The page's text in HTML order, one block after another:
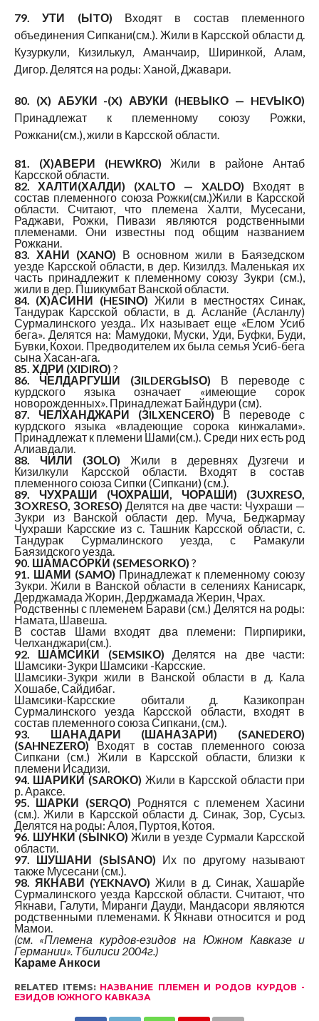
79. УТИ (ЫTО) Входят в состав племенного
объединения Сипкани(см.). Жили в Карсской области д.
Кузуркули, Кизилькул, Аманчаир, Ширинкой, Алам,
Дигор. Делятся на роды: Ханой, Джавари.
80. (X) АБУКИ -(X) АВУКИ (HEBЫKО — HEVЫKО)
Принадлежат к племенному союзу Рожки,
Рожкани(см.), жили в Карсской области.
81. (Х)АВЕРИ (HEWКRО) Жили в районе Антаб
Карсской области.
82. ХАЛТИ(ХАЛДИ) (XALTО — XALDО) Входят в
состав племенного союза Рожки(см.)Жили в Карсской
области. Считают, что племена Халти, Мусесани,
Раджави, Рожки, Пивази являются родственными
племенами. Они известны под общим названием
Рожкани.
83. ХАНИ (XANО) В основном жили в Баязедском
уезде Карсской области, в дер. Кизилдз. Маленькая их
часть принадлежит к племенному союзу Зукри (см.),
жили в дер. Пшикумбат Ванской области.
84. (Х)АСИНИ (HESlNО) Жили в местностях Синак,
Тандурак Карсской области, в д. Асланйе (Асланлу)
Сурмалинского уезда.. Их называет еще «Елом Усиб
бега». Делятся на: Мамудоки, Муски, Уди, Буфки, Буди,
Бувки, Кохои. Предводителем их была семья Усиб-бега
сына Хасан-ага.
85. ХДРИ (XIDIRО) ?
86. ЧЕЛДАРГУШИ (ЗILDERGЫSО) В переводе с
курдского языка означает «имеющие сорок
новорожденных». Принадлежат Байндури (см).
87. ЧЕЛХАНДЖАРИ (ЗILXENCERО) В переводе с
курдского языка «владеющие сорока кинжалами».
Принадлежат к племени Шами(см.). Среди них есть род
Алиавдали.
88. ЧИЛИ (ЗОLО) Жили в деревнях Дузгечи и
Кизилкули Карсской области. Входят в состав
племенного союза Сипки (Сипкани) (см.).
89. ЧУХРАШИ (ЧОХРАШИ, ЧОРАШИ) (ЗUXRESО,
ЗOXRESО, ЗORESО) Делятся на две части: Чухраши —
Зукри из Ванской области дер. Муча, Беджармау
Чухраши Карсские из с. Ташник Карсской области, с.
Тандурак Сурмалинского уезда, с Рамакули
Баязидского уезда.
90. ШАМАСОРКИ (SEMESORKО) ?
91. ШАМИ (SAMО)Принадлежат к племенному союзу
Зукри. Жили в Ванской области в селениях Канисарк,
Дерджамада Жорин, Дерджамада Жерин, Чрах.
Родственны с племенем Барави (см.) Делятся на роды:
Намата, Шавеша.
В состав Шами входят два племени: Пирпирики,
Челханджари(см.).
92. ШАМСИКИ (SEMSIKО) Делятся на две части:
Шамсики-Зукри Шамсики -Карсские.
Шамсики-Зукри жили в Ванской области в д. Кала
Хошабе, Сайдибаг.
Шамсики-Карсские обитали д. Казикопран
Сурмалинского уезда Карсской области, входят в
состав племенного союза Сипкани, (см.).
93. ШАНАДАРИ (ШАНАЗАРИ) (SANEDERО)
(SAHNEZERО)Входят в состав племенного союза
Сипкани (см.) Жили в Карсской области, близки к
племени Исадизи.
94. ШАРИКИ (SARОKО) Жили в Карсской области при
р. Араксе.
95. ШАРКИ (SERQО) Роднятся с племенем Хасини
(см.). Жили в Карсской области д. Синак, Зор, Сусыз.
Делятся на роды: Алоя, Пуртоя, Котоя.
96. ШУНКИ (SЫNKО) Жили в уезде Сурмали Карсской
области.
97. ШУШАНИ (SЫSАNО) Их по другому называют
также Мусесани (см.).
98. ЯКНАВИ (YEKNAVО) Жили в д. Синак, Хашарйе
Сурмалинского уезда Карсской области. Считают, что
Якнави, Галути, Миранги Дауди, Мандасори являются
родственными племенами. К Якнави относится и род
Мамои.
(см. «Племена курдов-езидов на Южном Кавказе и
Германии». Тбилиси 2004г.)
Караме Анкоси
RELATED ITEMS: НАЗВАНИЕ ПЛЕМЕН И РОДОВ КУРДОВ -
ЕЗИДОВ ЮЖНОГО КАВКАЗА